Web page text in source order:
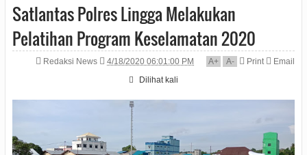
Satlantas Polres Lingga Melakukan
Pelatihan Program Keselamatan 2020
Redaksi News 4/18/2020 06:01:00 PM A+ A- Print
Email
Dilihat kali